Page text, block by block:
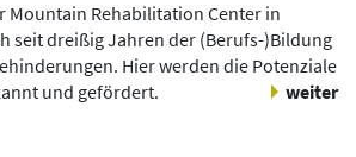
Mountain Rehabilitation Center in
seit dreißig Jahren der (Berufs-)Bildung
Hier werden die Potenziale
und gefördert.
weiter